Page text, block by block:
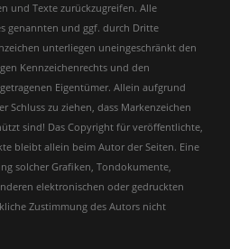
und Texte zurückzugreifen. Alle
genannten und ggf. durch Dritte
unterliegen uneingeschränkt den
Kennzeichenrechts und den
Eigentümer. Allein aufgrund
Schluss zu ziehen, dass Markenzeichen
sind! Das Copyright für veröffentlichte,
bleibt allein beim Autor der Seiten. Eine
solcher Grafiken, Tondokumente,
elektronischen oder gedruckten
Zustimmung des Autors nicht